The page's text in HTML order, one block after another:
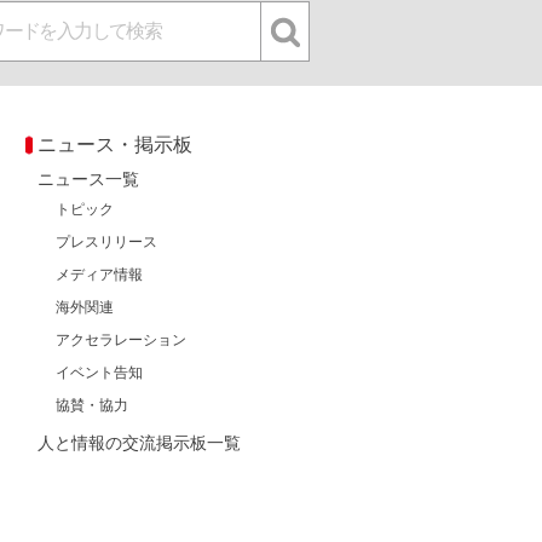
ニュース・掲示板
ニュース一覧
トピック
プレスリリース
メディア情報
海外関連
アクセラレーション
イベント告知
協賛・協力
人と情報の交流掲示板一覧